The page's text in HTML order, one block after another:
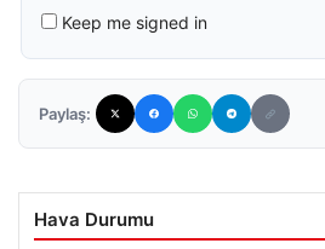
Keep me signed in
Paylaş:
Hava Durumu